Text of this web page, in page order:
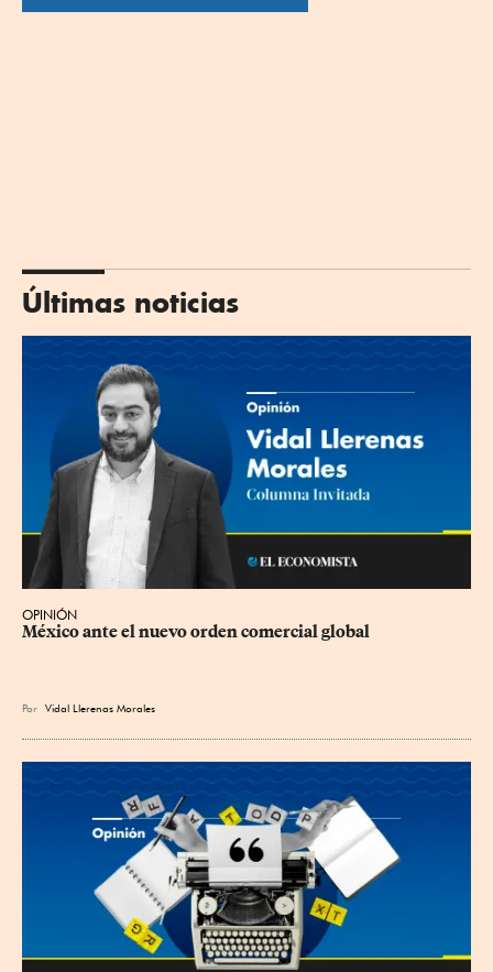
Últimas noticias
OPINIÓN
México ante el nuevo orden comercial global
Por Vidal Llerenas Morales